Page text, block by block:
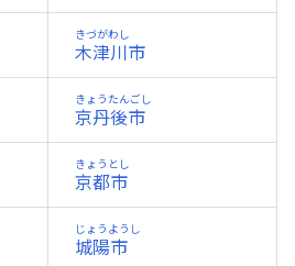
木津川市
きづがわし
京丹後市
きょうたんごし
京都市
きょうとし
城陽市
じょうようし